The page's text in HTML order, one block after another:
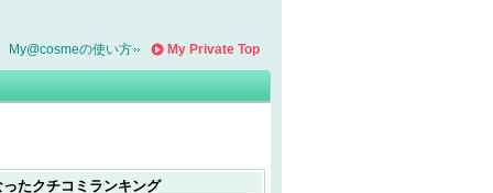
My Private Top
My@cosmeの使い方
たクチコミランキング